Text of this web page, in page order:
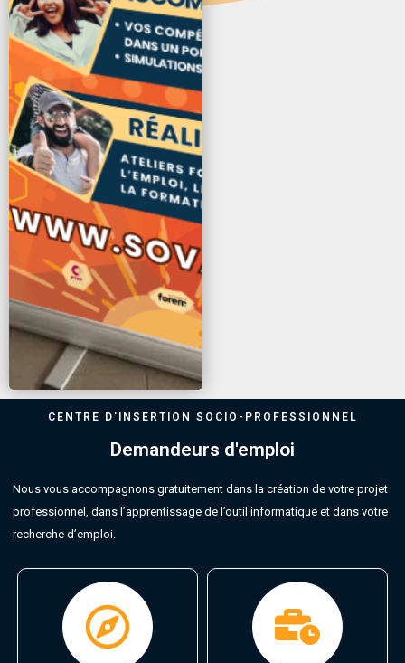
CENTRE D'INSERTION SOCIO-PROFESSIONNEL
Demandeurs d'emploi
Nous vous accompagnons gratuitement dans la création de votre projet
professionnel, dans l’apprentissage de l’outil informatique et dans votre
recherche d’emploi.